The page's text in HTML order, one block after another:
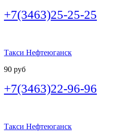
+7(3463)25-25-25
Такси Нефтеюганск
90 руб
+7(3463)22-96-96
Такси Нефтеюганск